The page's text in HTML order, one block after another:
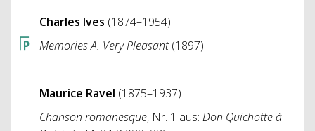
Charles Ives (1874–1954)
Memories A. Very Pleasant(1897)
Maurice Ravel (1875–1937)
Chanson romanesque, Nr. 1 aus: Don Quichotte à